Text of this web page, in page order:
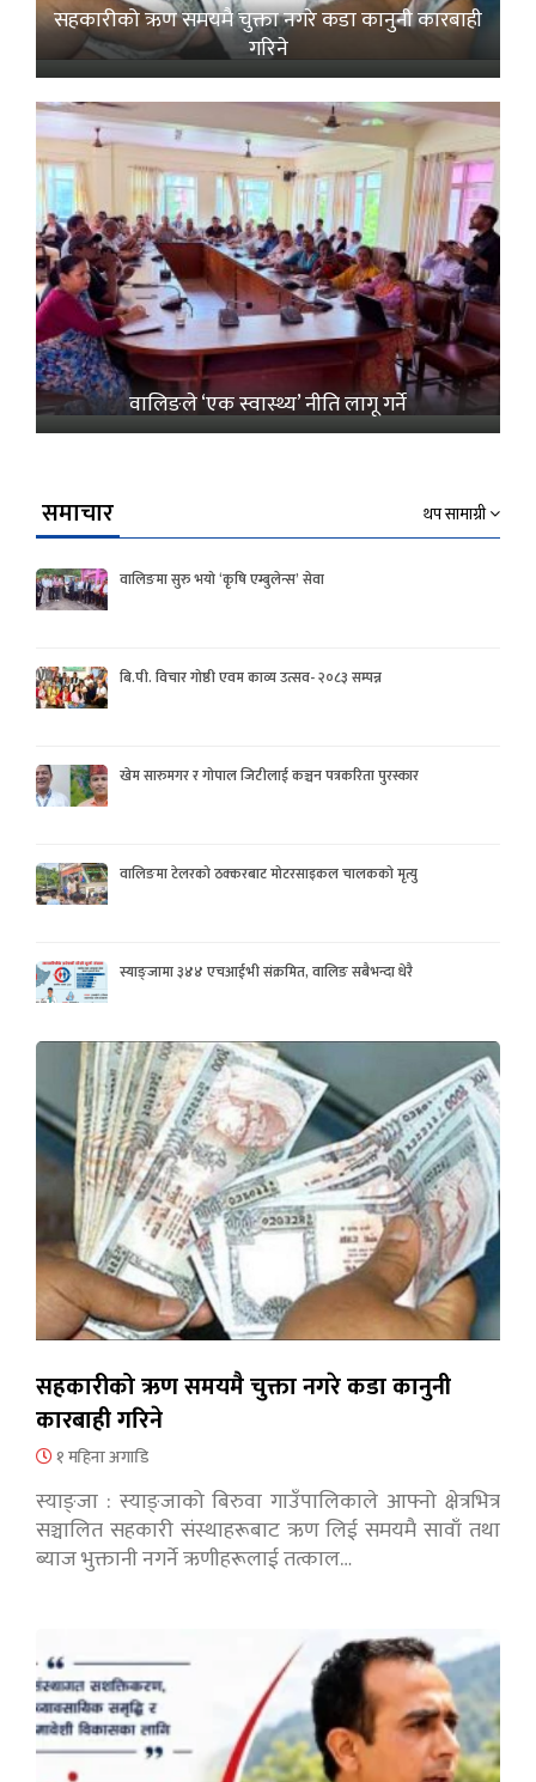
सहकारीको ऋण समयमै चुक्ता नगरे कडा कानुनी कारबाही
गरिने
वालिङले ‘एक स्वास्थ्य’ नीति लागू गर्ने
समाचार थप सामाग्री
वालिङमा सुरु भयो ‘कृषि एम्बुलेन्स’ सेवा
बि.पी. विचार गोष्ठी एवम काव्य उत्सव- २०८३ सम्पन्न
खेम सारुमगर र गोपाल जिटीलाई कञ्चन पत्रकरिता पुरस्कार
वालिङमा टेलरको ठक्करबाट मोटरसाइकल चालकको मृत्यु
स्याङ्जामा ३४४ एचआईभी संक्रमित, वालिङ सबैभन्दा धेरै
सहकारीको ऋण समयमै चुक्ता नगरे कडा कानुनी
कारबाही गरिने
१ महिना अगाडि
स्याङ्जा : स्याङ्जाको बिरुवा गाउँपालिकाले आफ्नो क्षेत्रभित्र
सञ्चालित सहकारी संस्थाहरूबाट ऋण लिई समयमै सावाँ तथा
ब्याज भुक्तानी नगर्ने ऋणीहरूलाई तत्काल…